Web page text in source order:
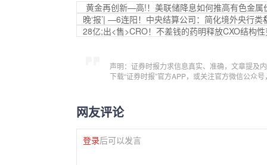
黄金再创新—高!！美联储降息如何推高有色金
晚‘报’| —6连阳！中央结算公司：简化境外央行
28亿;出<售>CRO！不差钱的药明释放CXO结构
声明：证券时报力求信息真实、准确，文章提及
下载“证券时报”官方APP，或关注官方微信公众
网友评论
登录后可以发言